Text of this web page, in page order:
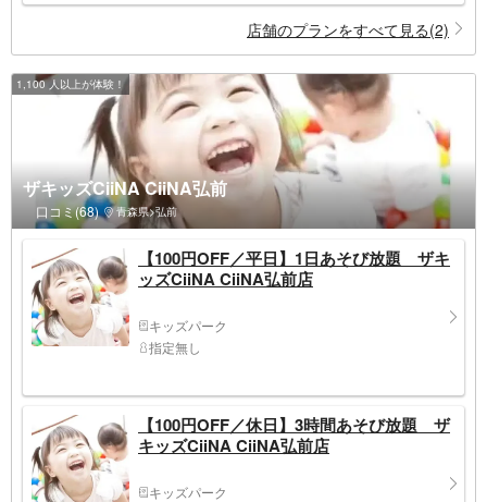
店舗のプランをすべて見る(2)
1,100 人以上が体験！
ザキッズCiiNA CiiNA弘前
口コミ(68) 青森県>弘前
【100円OFF／平日】1日あそび放題 ザキ
ッズCiiNA CiiNA弘前店
キッズパーク
指定無し
【100円OFF／休日】3時間あそび放題 ザ
キッズCiiNA CiiNA弘前店
キッズパーク